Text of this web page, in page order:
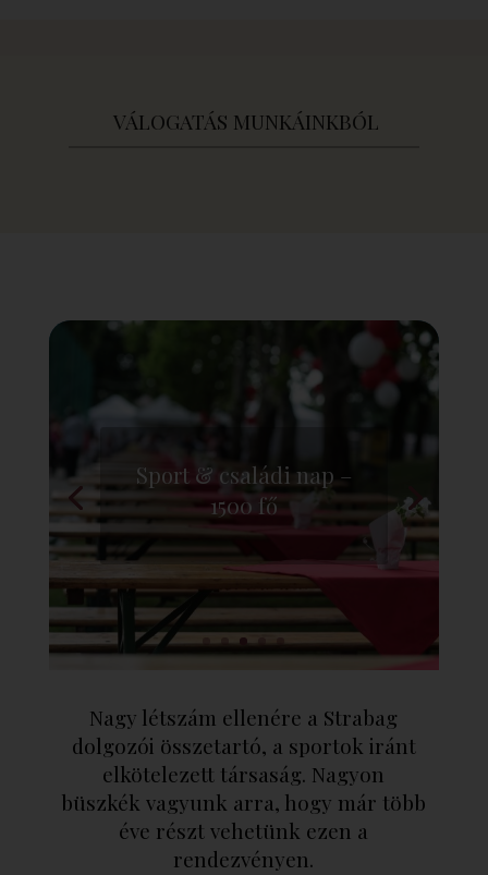
VÁLOGATÁS MUNKÁINKBÓL
Sport & családi nap –
1500 fő
Nagy létszám ellenére a Strabag
dolgozói összetartó, a sportok iránt
elkötelezett társaság. Nagyon
büszkék vagyunk arra, hogy már több
éve részt vehetünk ezen a
rendezvényen.